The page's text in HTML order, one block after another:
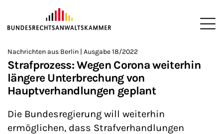
ZUM HAUPTINHALT SPRINGEN
Sie befinden sich hier:
>
Startseite
>
Newsroom
>
Newsletter
>
Nachrichten aus Berlin
Nachrichten aus Berlin | Ausgabe 18/2022
Strafprozess: Wegen Corona weiterhin
längere Unterbrechung von
Hauptverhandlungen geplant
Die Bundesregierung will weiterhin
ermöglichen, dass Strafverhandlungen